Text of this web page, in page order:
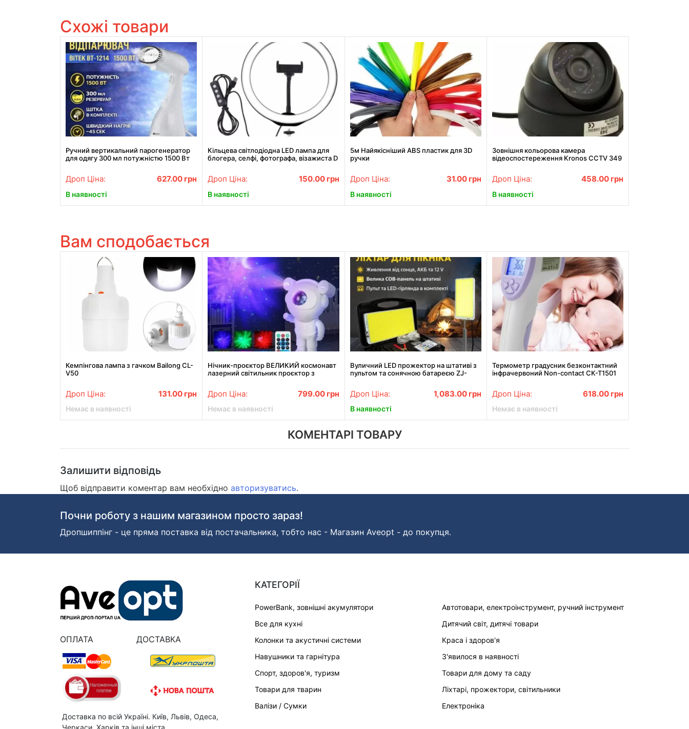
Схожі товари
Ручний вертикальний парогенератор
для одягу 300 мл потужністю 1500 Вт
Дроп Ціна: 627.00 грн
В наявності
Кільцева світлодіодна LED лампа для
блогера, селфі, фотографа, візажиста D
Дроп Ціна: 150.00 грн
В наявності
5м Найякісніший ABS пластик для 3D
ручки
Дроп Ціна: 31.00 грн
В наявності
Зовнішня кольорова камера
відеоспостереження Kronos CCTV 349
Дроп Ціна: 458.00 грн
В наявності
Вам сподобається
Кемпінгова лампа з гачком Bailong CL-
V50
Дроп Ціна: 131.00 грн
Немає в наявності
Нічник-проєктор ВЕЛИКИЙ космонавт
лазерний світильник проєктор з
Дроп Ціна: 799.00 грн
Немає в наявності
Вуличний LED прожектор на штативі з
пультом та сонячною батареєю ZJ-
Дроп Ціна: 1,083.00 грн
В наявності
Термометр градусник безконтактний
інфрачервоний Non-contact СК-Т1501
Дроп Ціна: 618.00 грн
Немає в наявності
КОМЕНТАРІ ТОВАРУ
Залишити відповідь
Щоб відправити коментар вам необхідно авторизуватись.
Почни роботу з нашим магазином просто зараз!
Дропшиппінг - це пряма поставка від постачальника, тобто нас - Магазин Aveopt - до покупця.
ОПЛАТА ДОСТАВКА
Доставка по всій Україні. Київ, Львів, Одеса,
Черкаси, Харків та інші міста.
КАТЕГОРІЇ
PowerBank, зовнішні акумулятори
Автотовари, електроінструмент, ручний інструмент
Все для кухні
Дитячий світ, дитячі товари
Колонки та акустичні системи
Краса і здоров'я
Навушники та гарнітура
З'явилося в наявності
Спорт, здоров'я, туризм
Товари для дому та саду
Товари для тварин
Ліхтарі, прожектори, світильники
Валізи / Сумки
Електроніка